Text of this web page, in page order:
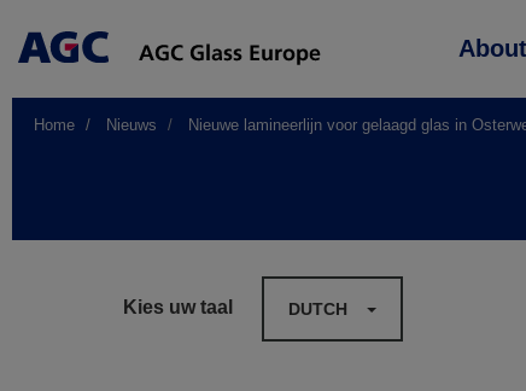
Main
About
Home Nieuws Nieuwe lamineerlijn voor gelaagd glas in
Kies uw taal DUTCH